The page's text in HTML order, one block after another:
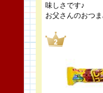
味しさです♪
お父さんのおつ